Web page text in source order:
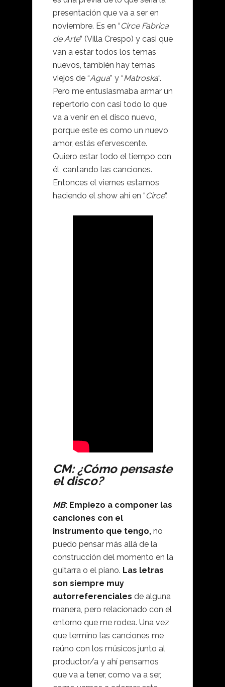
presentación que va a ser en
noviembre. Es en “Circe Fabrica
de Arte” (Villa Crespo) y casi que
van a estar todos los temas
nuevos, también hay temas
viejos de “Agua” y “Matroska“.
Pero me entusiasmaba armar un
repertorio con casi todo lo que
va a venir en el disco nuevo,
porque este es como un nuevo
amor, estás efervescente.
Quiero estar todo el tiempo con
él, cantando las canciones.
Entonces el viernes estamos
haciendo el show ahí en “Circe“.
CM: ¿Cómo pensaste
el disco?
MB: Empiezo a componer las
canciones con el
instrumento que tengo, no
puedo pensar más allá de la
construcción del momento en la
guitarra o el piano. Las letras
son siempre muy
autorreferenciales de alguna
manera, pero relacionado con el
entorno que me rodea. Una vez
que termino las canciones me
reúno con los músicos junto al
productor/a y ahí pensamos
que va a tener, como va a ser,